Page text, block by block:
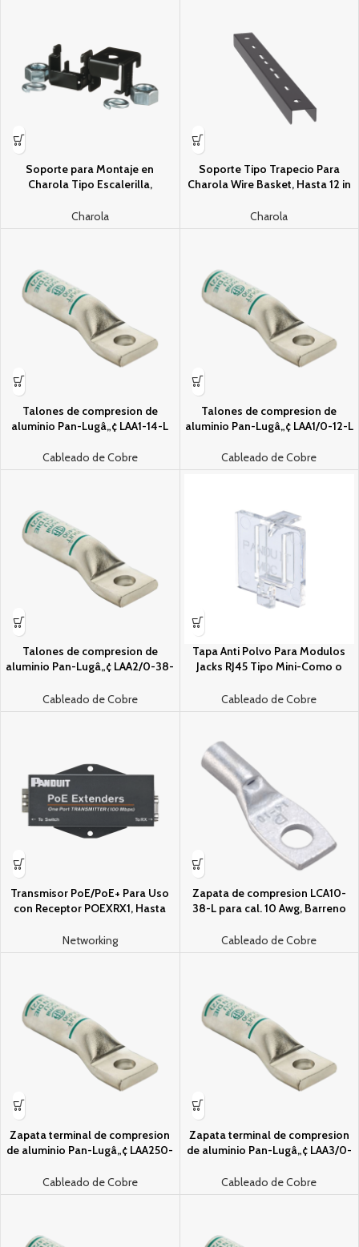
Soporte para Montaje en
Charola Tipo Escalerilla,
38.1 mm o 9.5 x 50.8 mm, Uso
Con Varilla Roscada de 5/8″,
Charola
Soporte Tipo Trapecio Para
Charola Wire Basket, Hasta 12 in
Varillas Roscadas de 1/2 in, Color
Negro
Charola
Talones de compresion de
aluminio Pan-Lugâ„¢ LAA1-14-L
Cableado de Cobre
Talones de compresion de
aluminio Pan-Lugâ„¢ LAA1/0-12-L
Cableado de Cobre
Talones de compresion de
aluminio Pan-Lugâ„¢ LAA2/0-38-
Cableado de Cobre
Tapa Anti Polvo Para Modulos
Jacks RJ45 Tipo Mini-Como o
100pz
Cableado de Cobre
Transmisor PoE/PoE+ Para Uso
con Receptor POEXRX1, Hasta
Cat5e o Cat6, 10/100Mbps
Networking
Zapata de compresion LCA10-
38-L para cal. 10 Awg, Barreno
Pz
Cableado de Cobre
Zapata terminal de compresion
de aluminio Pan-Lugâ„¢ LAA250-
Cableado de Cobre
Zapata terminal de compresion
de aluminio Pan-Lugâ„¢ LAA3/0-
Cableado de Cobre